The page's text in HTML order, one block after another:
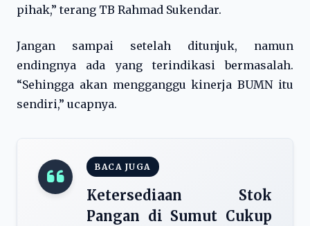
pihak,” terang TB Rahmad Sukendar.
Jangan sampai setelah ditunjuk, namun
endingnya ada yang terindikasi bermasalah.
“Sehingga akan mengganggu kinerja BUMN itu
sendiri,” ucapnya.
BACA JUGA
Ketersediaan Stok
Pangan di Sumut Cukup